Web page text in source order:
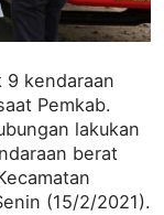
kendaraan
Pemkab.
lakukan
berat
(15/2/2021).